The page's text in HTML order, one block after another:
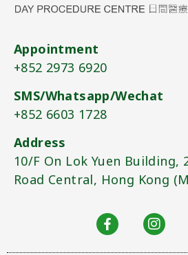
Appointment
+852 2973 6920​
SMS/Whatsapp/Wechat
+852 6603 1728
Address
10/F On Lok Yuen Building,
Road Central, Hong Kong